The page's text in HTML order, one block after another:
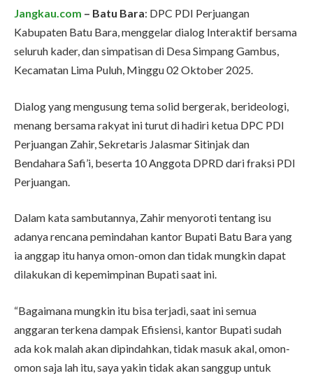
Jangkau.com – Batu Bara: DPC PDI Perjuangan
Kabupaten Batu Bara, menggelar dialog Interaktif bersama
seluruh kader, dan simpatisan di Desa Simpang Gambus,
Kecamatan Lima Puluh, Minggu 02 Oktober 2025.
Dialog yang mengusung tema solid bergerak, berideologi,
menang bersama rakyat ini turut di hadiri ketua DPC PDI
Perjuangan Zahir, Sekretaris Jalasmar Sitinjak dan
Bendahara Safi’i, beserta 10 Anggota DPRD dari fraksi PDI
Perjuangan.
Dalam kata sambutannya, Zahir menyoroti tentang isu
adanya rencana pemindahan kantor Bupati Batu Bara yang
ia anggap itu hanya omon-omon dan tidak mungkin dapat
dilakukan di kepemimpinan Bupati saat ini.
“Bagaimana mungkin itu bisa terjadi, saat ini semua
anggaran terkena dampak Efisiensi, kantor Bupati sudah
ada kok malah akan dipindahkan, tidak masuk akal, omon-
omon saja lah itu, saya yakin tidak akan sanggup untuk